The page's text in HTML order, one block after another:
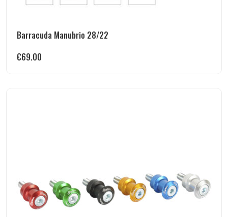
Barracuda Manubrio 28/22
€69.00